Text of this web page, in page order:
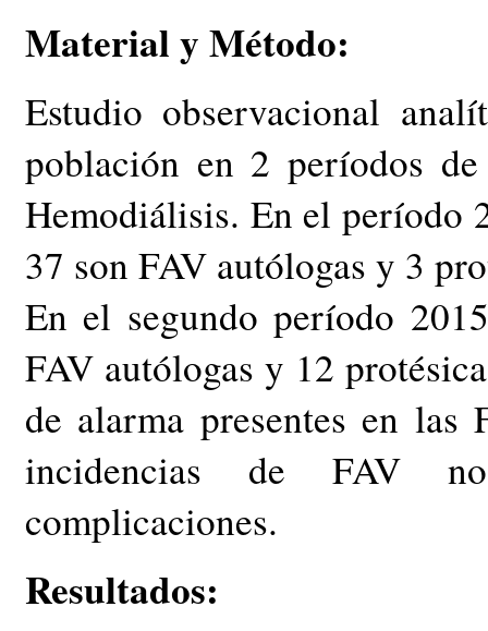
Material y Método:
Estudio observacional
población en 2 períodos
Hemodiálisis. En el período
37 son FAV autólogas y 3
En el segundo período
FAV autólogas y 12
de alarma presentes en las
incidencias de FAV
complicaciones.
Resultados: